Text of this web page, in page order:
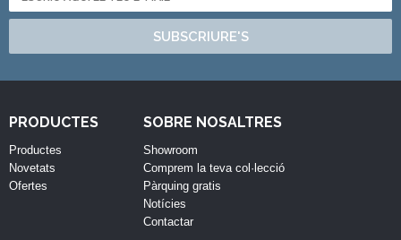
SUBSCRIURE'S
PRODUCTES
Productes
Novetats
Ofertes
SOBRE NOSALTRES
Showroom
Comprem la teva col·lecció
Pàrquing gratis
Notícies
Contactar